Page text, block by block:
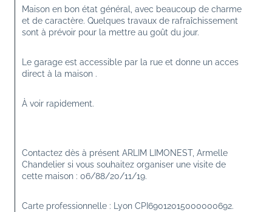
Maison en bon état général, avec beaucoup de charme
et de caractère. Quelques travaux de rafraîchissement
sont à prévoir pour la mettre au goût du jour.
Le garage est accessible par la rue et donne un acces
direct à la maison .
À voir rapidement.
Contactez dès à présent ARLIM LIMONEST, Armelle
Chandelier si vous souhaitez organiser une visite de
cette maison : 06/88/20/11/19.
Carte professionnelle : Lyon CPI69012015000000692.